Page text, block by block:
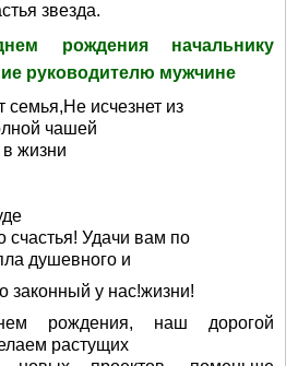
звезда.
рождения начальнику
руководителю мужчине
семья,Не исчезнет из
чашей
в жизни
счастья! Удачи вам по
душевного и
законный у нас!жизни!
рождения, наш дорогой
растущих